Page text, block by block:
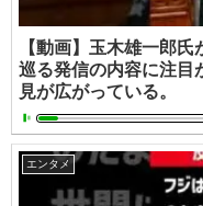
【動画】玉木雄一郎
巡る発信の内容に注目
見が広がっている。
エンタメ